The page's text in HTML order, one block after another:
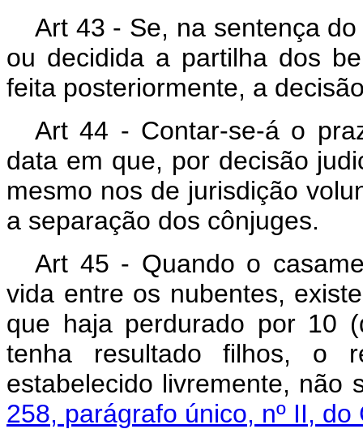
Art 43 - Se, na sentença
ou decidida a partilha dos
feita posteriormente, a
Art 44 - Contar-se-á o
data em que, por decisão
mesmo nos de jurisdição
a separação dos cônjuges.
Art 45 - Quando o
vida entre os nubentes,
que haja perdurado por 10
tenha resultado filhos, o
estabelecido livremente,
258, parágrafo único, nº II, do